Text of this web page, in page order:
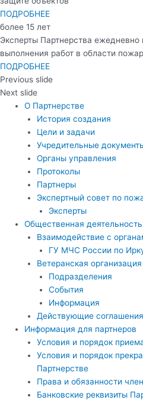
ПОДРОБНЕЕ
более 15 лет
Эксперты Партнерства
выполнения работ в области
ПОДРОБНЕЕ
Previous slide
Next slide
О Партнерстве
История создания
Цели и задачи
Учредительные
Органы управления
Протоколы
Партнеры
Экспертный совет по
Эксперты
Общественная деятельность
Взаимодействие с
ГУ МЧС России по
Ветеранская организация
Подразделения
События
Информация
Действующие соглашения
Информация для партнеров
Условия и порядок
Условия и порядок
Партнерстве
Права и обязанности
Банковские реквизиты